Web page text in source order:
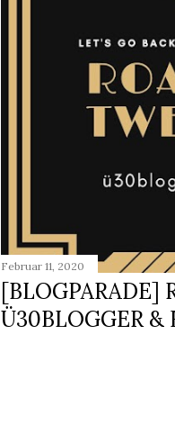
Februar 11, 2020
[BLOGPARADE]
Ü30BLOGGER &